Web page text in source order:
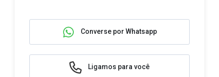
Converse por Whatsapp
Ligamos para você